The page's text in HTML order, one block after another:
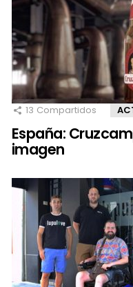
13 Compartidos
España:
imagen